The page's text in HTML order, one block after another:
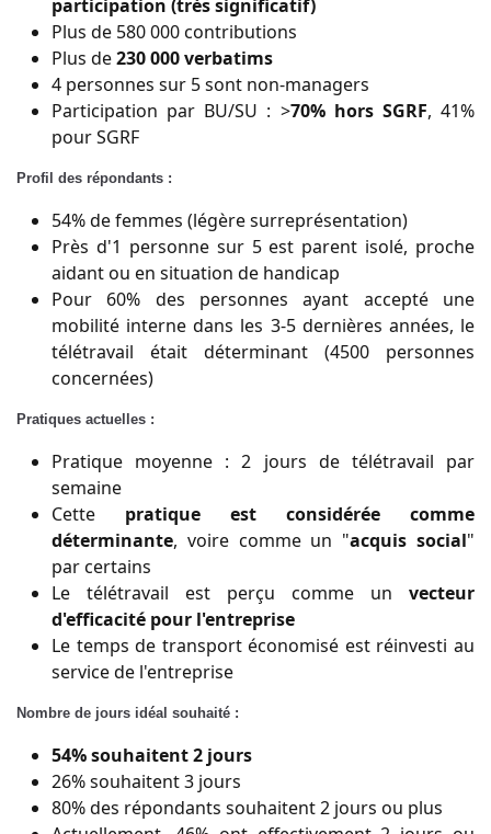
participation (très significatif)
Plus de 580 000 contributions
Plus de230 000 verbatims
4 personnes sur 5 sont non-managers
Participation par BU/SU : >70% hors SGRF, 41%
pour SGRF
Profil des répondants :
54% de femmes (légère surreprésentation)
Près d'1 personne sur 5 est parent isolé, proche
aidant ou en situation de handicap
Pour 60% des personnes ayant accepté une
mobilité interne dans les 3-5 dernières années, le
télétravail était déterminant (4500 personnes
concernées)
Pratiques actuelles :
Pratique moyenne : 2 jours de télétravail par
semaine
Cette pratique est considérée comme
déterminante, voire comme un "acquis social"
par certains
Le télétravail est perçu comme un vecteur
d'efficacité pour l'entreprise
Le temps de transport économisé est réinvesti au
service de l'entreprise
Nombre de jours idéal souhaité :
54% souhaitent 2 jours
26% souhaitent 3 jours
80% des répondants souhaitent 2 jours ou plus